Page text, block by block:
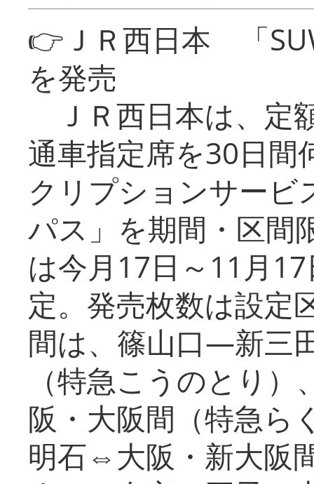
👉ＪＲ西日本 「
を発売
ＪＲ西日本は、定
通車指定席を30日間
クリプションサービ
パス」を期間・区間
は今月17日～11月
定。発売枚数は設定
間は、篠山口―新三
（特急こうのとり
阪・大阪間（特急
明石⇔大阪・新大阪